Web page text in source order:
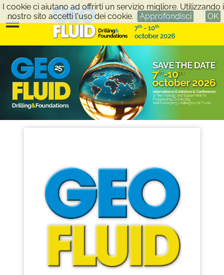
I cookie ci aiutano ad offrirti un servizio migliore. Utilizzando
nostro sito accetti l'uso dei cookie.
Approfondisci OK